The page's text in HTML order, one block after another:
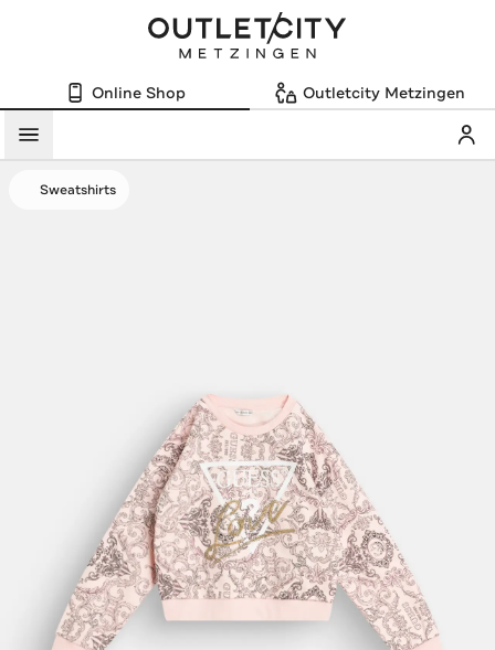
Online Shop Outletcity Metzingen
Menü
Sweatshirts